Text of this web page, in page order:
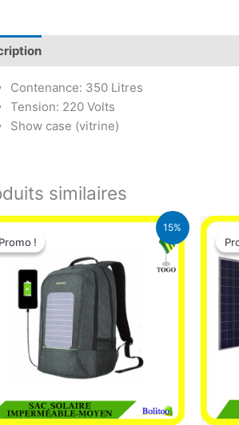
Contenance: 350 Litres
Tension: 220 Volts
Show case (vitrine)
similaires
15%
Promo !
Promo !
Le
initial
29.500 CFA.
Le
est :
25.000 CFA.